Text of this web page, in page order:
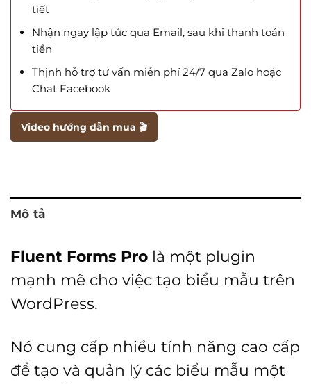
tiết
Nhận ngay lập tức qua Email, sau khi thanh toán
tiền
Thịnh hỗ trợ tư vấn miễn phí 24/7 qua Zalo hoặc
Chat Facebook
Video hướng dẫn mua 🎬
Mô tả
Fluent Forms Pro là một plugin
mạnh mẽ cho việc tạo biểu mẫu trên
WordPress.
Nó cung cấp nhiều tính năng cao cấp
để tạo và quản lý các biểu mẫu một